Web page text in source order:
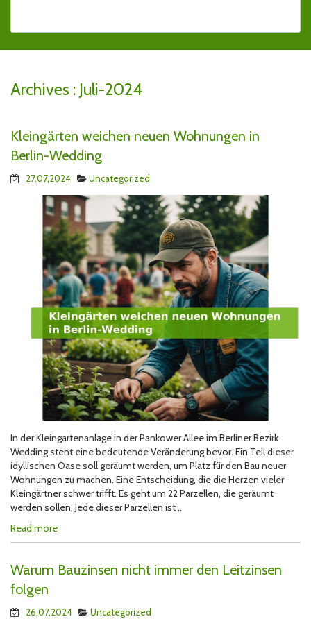
Archives : Juli-2024
Kleingärten weichen neuen Wohnungen in
Berlin-Wedding
27.07,2024 Uncategorized
In der Kleingartenanlage in der Pankower Allee im Berliner Bezirk
Wedding steht eine bedeutende Veränderung bevor. Ein Teil dieser
idyllischen Oase soll geräumt werden, um Platz für den Bau neuer
Wohnungen zu machen. Eine Entscheidung, die die Herzen vieler
Kleingärtner schwer trifft. Es geht um 22 Parzellen, die geräumt
werden sollen. Jede dieser Parzellen ist ..
Read more
Warum Bauzinsen nicht immer den Leitzinsen
folgen
26.07,2024 Uncategorized